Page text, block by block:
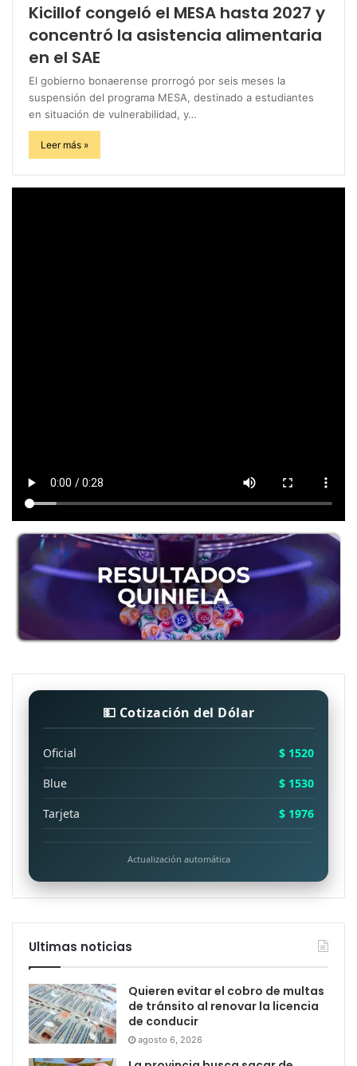
Kicillof congeló el MESA hasta 2027 y
concentró la asistencia alimentaria
en el SAE
El gobierno bonaerense prorrogó por seis meses la
suspensión del programa MESA, destinado a estudiantes
en situación de vulnerabilidad, y…
Leer más »
💵 Cotización del Dólar
Oficial
$ 1520
Blue
$ 1530
Tarjeta
$ 1976
Actualización automática
Ultimas noticias
Quieren evitar el cobro de multas
de tránsito al renovar la licencia
de conducir
agosto 6, 2026